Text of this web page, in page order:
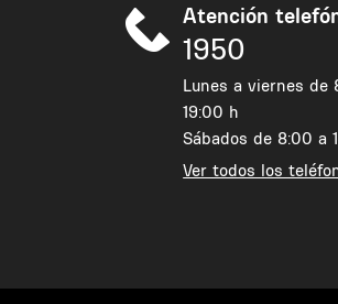
Atención
1950
Lunes a viernes de
19:00 h
Sábados de 8:00 a
Ver todos los